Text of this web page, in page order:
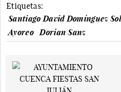
Etiquetas:
Santiago David Domínguez
Ayoreo
Dorian Sanz